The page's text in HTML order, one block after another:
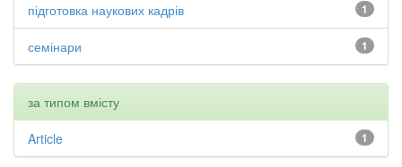
1
підготовка наукових кадрів
1
семінари
за типом вмісту
1
Article